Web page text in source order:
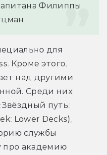
Филиппы
для
Кроме этого,
над другими
проектами в этой вселенной. Среди них
путь:
Lower Decks),
службы
про академию